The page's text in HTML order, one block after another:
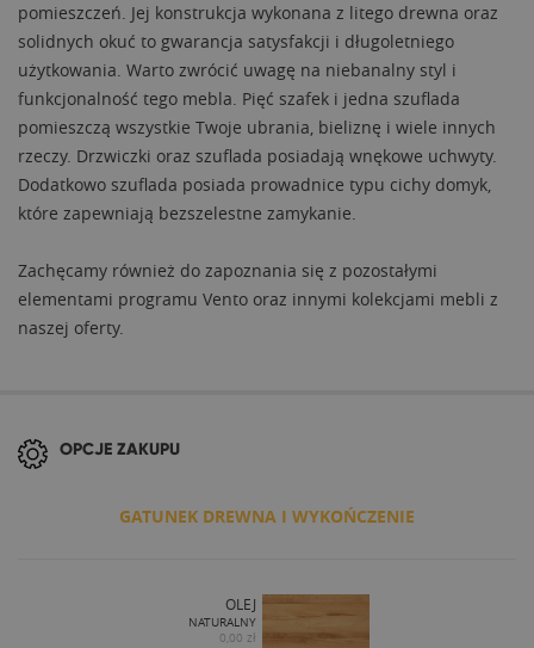
pomieszczeń. Jej konstrukcja wykonana z litego drewna oraz
solidnych okuć to gwarancja satysfakcji i długoletniego
użytkowania. Warto zwrócić uwagę na niebanalny styl i
funkcjonalność tego mebla. Pięć szafek i jedna szuflada
pomieszczą wszystkie Twoje ubrania, bieliznę i wiele innych
rzeczy. Drzwiczki oraz szuflada posiadają wnękowe uchwyty.
Dodatkowo szuflada posiada prowadnice typu cichy domyk,
które zapewniają bezszelestne zamykanie.
Zachęcamy również do zapoznania się z pozostałymi
elementami programu Vento oraz innymi kolekcjami mebli z
naszej oferty.
OPCJE ZAKUPU
GATUNEK DREWNA I WYKOŃCZENIE
OLEJ
NATURALNY
0,00 zł